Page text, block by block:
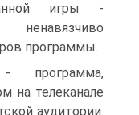
игры -
ненавязчиво
программы.
программа,
на телеканале
аудитории.